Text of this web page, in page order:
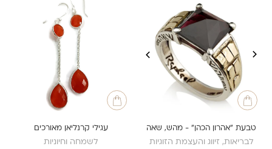
טבעת "אהרון הכהן" - מהש, שאה
לבריאות, זיווג והעצמת הזוגיות
עגילי קרנליאן מאורכים
לשמחה וחיוניות